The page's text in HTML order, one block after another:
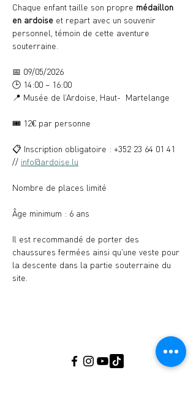
Chaque enfant taille son propre médaillon
en ardoise et repart avec un souvenir
personnel, témoin de cette aventure
souterraine.
📅 09/05/2026
🕒 14:00 – 16:00
📍 Musée de l’Ardoise, Haut-  Martelange
🎟️ 12€ par personne
📋 Inscription obligatoire : +352 23 64 01 41
// info@ardoise.lu
Nombre de places limité
Âge minimum : 6 ans
Il est recommandé de porter des
chaussures fermées ainsi qu'une veste pour
la descente dans la partie souterraine du
site.